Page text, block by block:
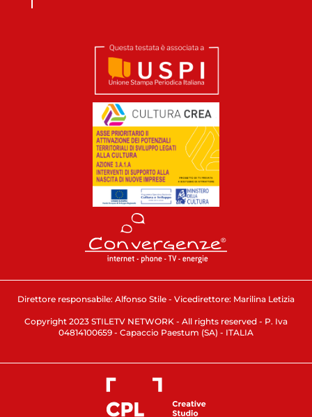
Direttore responsabile: Alfonso Stile - Vicedirettore: Marilina Letizia
Copyright 2023 STILETV NETWORK - All rights reserved - P. Iva
04814100659 - Capaccio Paestum (SA) - ITALIA